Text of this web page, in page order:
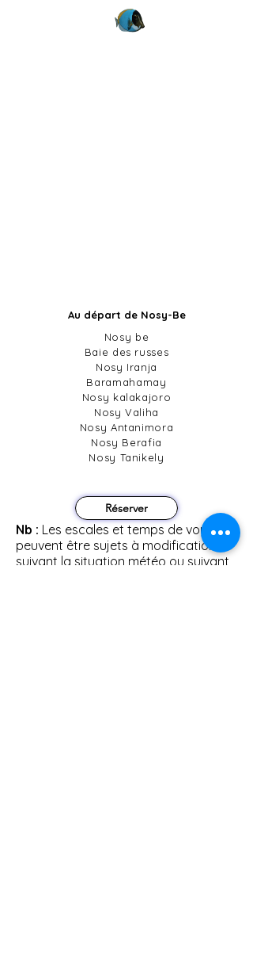
Au départ de Nosy-Be
Nosy be
Baie des russes
Nosy Iranja
Baramahamay
Nosy kalakajoro
Nosy Valiha
Nosy Antanimora
Nosy Berafia
Nosy Tanikely
Réserver
Nb : Les escales et temps de voyage
peuvent être sujets à modification
suivant la situation météo ou suivant